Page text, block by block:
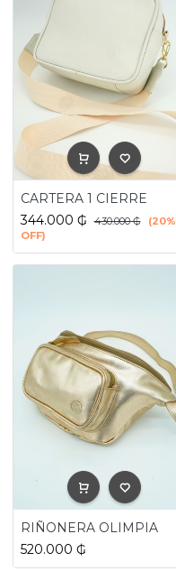
CARTERA 1 CIERRE
344.000 ₲ 430.000₲
(20%
OFF)
RIÑONERA OLIMPIA
520.000 ₲